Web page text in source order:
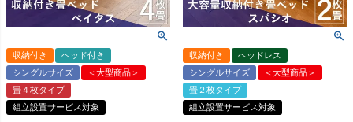
収納付き
ヘッド付き
シングルサイズ
＜大型商品＞
畳４枚タイプ
組立設置サービス対象
収納付き
ヘッドレス
シングルサイズ
＜大型商品＞
畳２枚タイプ
組立設置サービス対象